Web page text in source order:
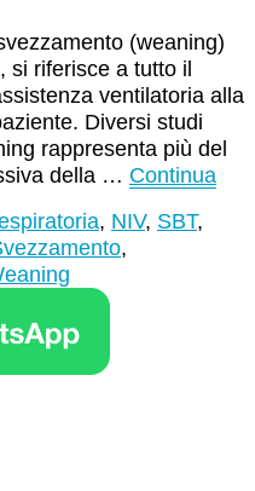
(weaning)
si riferisce a tutto il
ventilatoria alla
Diversi studi
rappresenta più del
della … Continua
, NIV, SBT,
,